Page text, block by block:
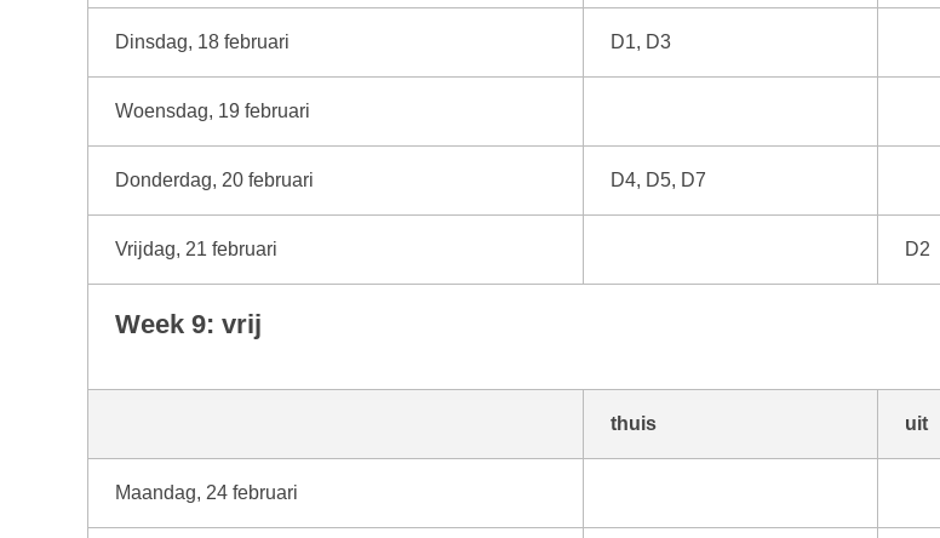
Dinsdag, 18 februari D1, D3
Woensdag, 19 februari
Donderdag, 20 februari D4, D5, D7
Vrijdag, 21 februari D2
Week 9: vrij
thuis uit
Maandag, 24 februari